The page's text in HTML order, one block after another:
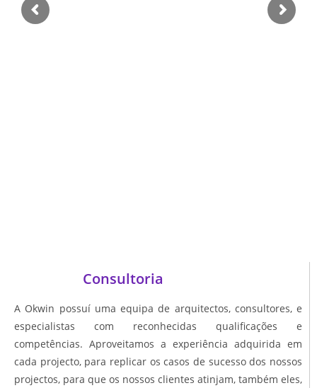
Consultoria
A Okwin possuí uma equipa de arquitectos, consultores, e
especialistas com reconhecidas qualificações e
competências. Aproveitamos a experiência adquirida em
cada projecto, para replicar os casos de sucesso dos nossos
projectos, para que os nossos clientes atinjam, também eles,